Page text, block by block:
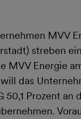
MVV
streben
MVV Energie
das
50,1 Prozent